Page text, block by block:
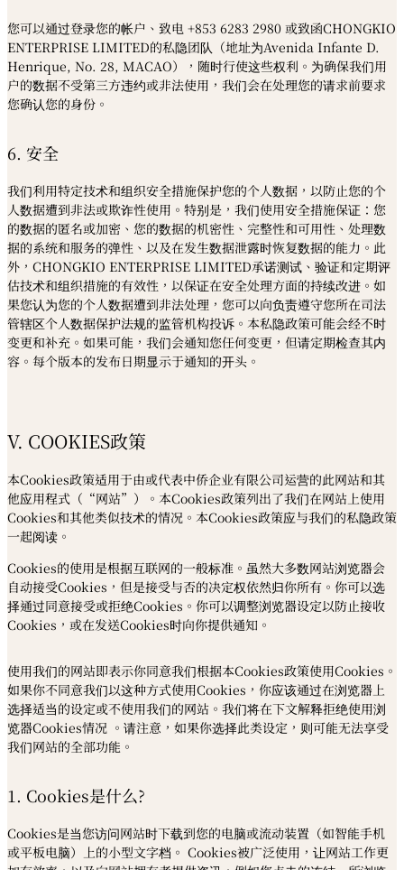
您可以通过登录您的帐户、致电 +853 6283 2980 或致函CHONGKIO
ENTERPRISE LIMITED的私隐团队（地址为Avenida Infante D.
Henrique, No. 28, MACAO），随时行使这些权利。为确保我们用
户的数据不受第三方违约或非法使用，我们会在处理您的请求前要求
您确认您的身份。
6. 安全
我们利用特定技术和组织安全措施保护您的个人数据，以防止您的个
人数据遭到非法或欺诈性使用。特别是，我们使用安全措施保证：您
的数据的匿名或加密、您的数据的机密性、完整性和可用性、处理数
据的系统和服务的弹性、以及在发生数据泄露时恢复数据的能力。此
外，CHONGKIO ENTERPRISE LIMITED承诺测试、验证和定期评
估技术和组织措施的有效性，以保证在安全处理方面的持续改进。如
果您认为您的个人数据遭到非法处理，您可以向负责遵守您所在司法
管辖区个人数据保护法规的监管机构投诉。本私隐政策可能会经不时
变更和补充。如果可能，我们会通知您任何变更，但请定期检查其内
容。每个版本的发布日期显示于通知的开头。
V. COOKIES政策
本Cookies政策适用于由或代表中侨企业有限公司运营的此网站和其
他应用程式（“网站”）。本Cookies政策列出了我们在网站上使用
Cookies和其他类似技术的情况。本Cookies政策应与我们的私隐政策
一起阅读。
Cookies的使用是根据互联网的一般标准。虽然大多数网站浏览器会
自动接受Cookies，但是接受与否的决定权依然归你所有。你可以选
择通过同意接受或拒绝Cookies。你可以调整浏览器设定以防止接收
Cookies，或在发送Cookies时向你提供通知。
使用我们的网站即表示你同意我们根据本Cookies政策使用Cookies。
如果你不同意我们以这种方式使用Cookies，你应该通过在浏览器上
选择适当的设定或不使用我们的网站。我们将在下文解释拒绝使用浏
览器Cookies情况 。请注意，如果你选择此类设定，则可能无法享受
我们网站的全部功能。
1. Cookies是什么?
Cookies是当您访问网站时下载到您的电脑或流动装置（如智能手机
或平板电脑）上的小型文字档。 Cookies被广泛使用，让网站工作更